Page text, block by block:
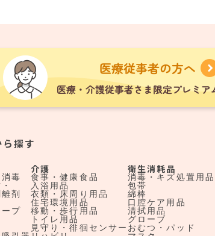
探す
毒
剤
プ
介護
食事・健康食品
入浴用品
衣類・床周り用品
住宅環境用品
移動・歩行用品
トイレ用品
見守り・徘徊センサー
衛生消耗品
消毒・キズ処置用品
包帯
綿棒
口腔ケア用品
清拭用品
グローブ
おむつ・パッド